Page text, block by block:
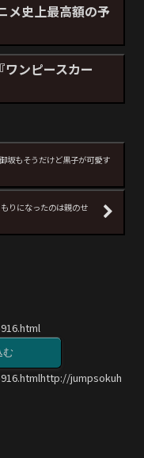
メ史上最高額の予
ワンピースカー
坂もそうだけど黒子が可愛す
りになったのは親のせ
む
jumpsokuh